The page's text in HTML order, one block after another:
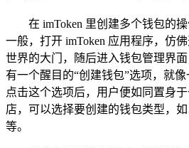
在 imToken 里创建多个钱包的
一般，打开 imToken 应用程序，仿
世界的大门，随后进入钱包管理界
有一个醒目的“创建钱包”选项，就像
点击这个选项后，用户便如同置身
店，可以选择要创建的钱包类型，
等。